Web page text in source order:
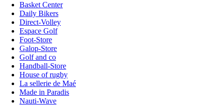
Basket Center
Daily Bikers
Direct-Volley
Espace Golf
Foot-Store
Galop-Store
Golf and co
Handball-Store
House of rugby
La sellerie de Maé
Made in Paradis
Nauti-Wave